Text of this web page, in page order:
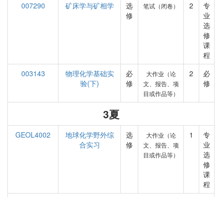
007290
矿床学与矿相学
选
修
笔试（闭卷） 2
专
业
选
修
课
程
003143
物理化学基础实
验(下)
必
修
大作业（论
文、报告、项
目或作品等）
2
必
修
3夏
GEOL4002
地球化学野外综
合实习
选
修
大作业（论
文、报告、项
目或作品等）
1
专
业
选
修
课
程